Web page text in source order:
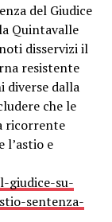
del Giudice
Quintavalle
disservizi il
resistente
diverse dalla
che le
ricorrente
l’astio e
giudice-su-
sentenza-